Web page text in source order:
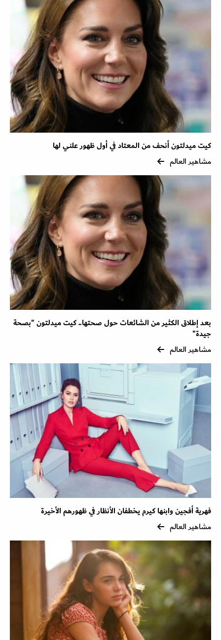
كيت ميدلتون أنحف من المعتاد في أول ظهور علني لها
مشاهير العالم
بعد إطلاق الكثير من الشائعات حول صحتها.. كيت ميدلتون "بصحة
جيدة"
مشاهير العالم
فهرية أفجين وابنها كيرم يخطفان الأنظار في ظهورهم الأخيرة
مشاهير العالم